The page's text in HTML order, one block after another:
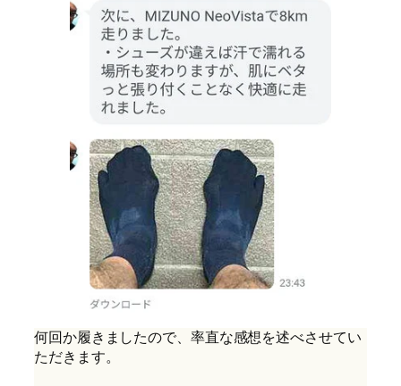
何回か履きましたので、率直な感想を述べさせてい
ただきます。